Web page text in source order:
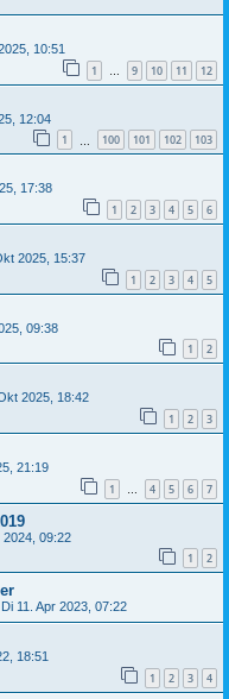
10:51
1 … 9 10 11 12
12:04
1 100 101 102 103
17:38
1 2 3 4 5 6
2025, 15:37
1 2 3 4 5
09:38
1 2
2025, 18:42
1 2 3
21:19
1 4 5 6 7
2024, 09:22
1 2
Di 11. Apr 2023, 07:22
18:51
1 2 3 4